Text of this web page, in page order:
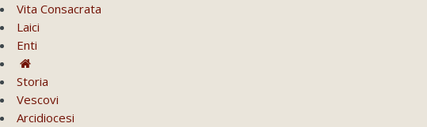
Vita Consacrata
Laici
Enti
Storia
Vescovi
Arcidiocesi